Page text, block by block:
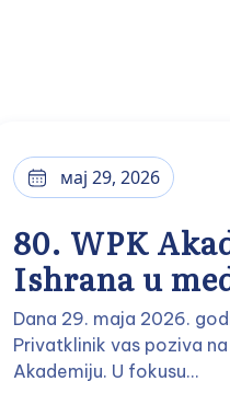
мај 29, 2026
80. WPK
Ishrana u
Dana 29. maja 2026.
Privatklinik vas poziva na
Akademiju. U fokusu…